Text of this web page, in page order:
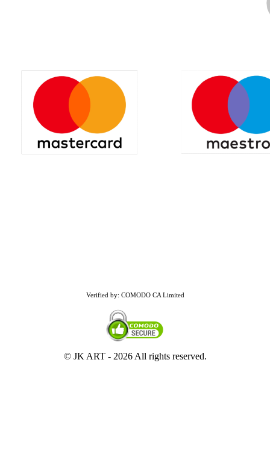
Verified by: COMODO CA Limited
© JK ART - 2026 All rights reserved.